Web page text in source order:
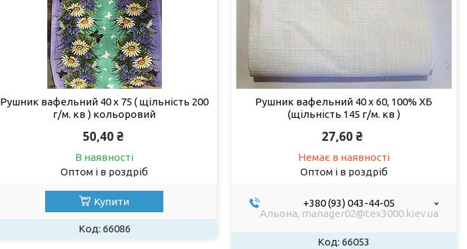
Рушник вафельний 40 х 75 ( щільність 200
г/м. кв ) кольоровий
50,40 ₴
В наявності
Оптом і в роздріб
Купити
66086
Рушник вафельний 40 х 60, 100% ХБ
(щільність 145 г/м. кв )
27,60 ₴
Немає в наявності
Оптом і в роздріб
+380 (93) 043-44-05
Альона, manager02@tex3000.kiev.ua
66053